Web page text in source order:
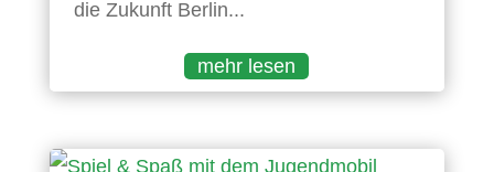
die Zukunft Berlin...
mehr lesen